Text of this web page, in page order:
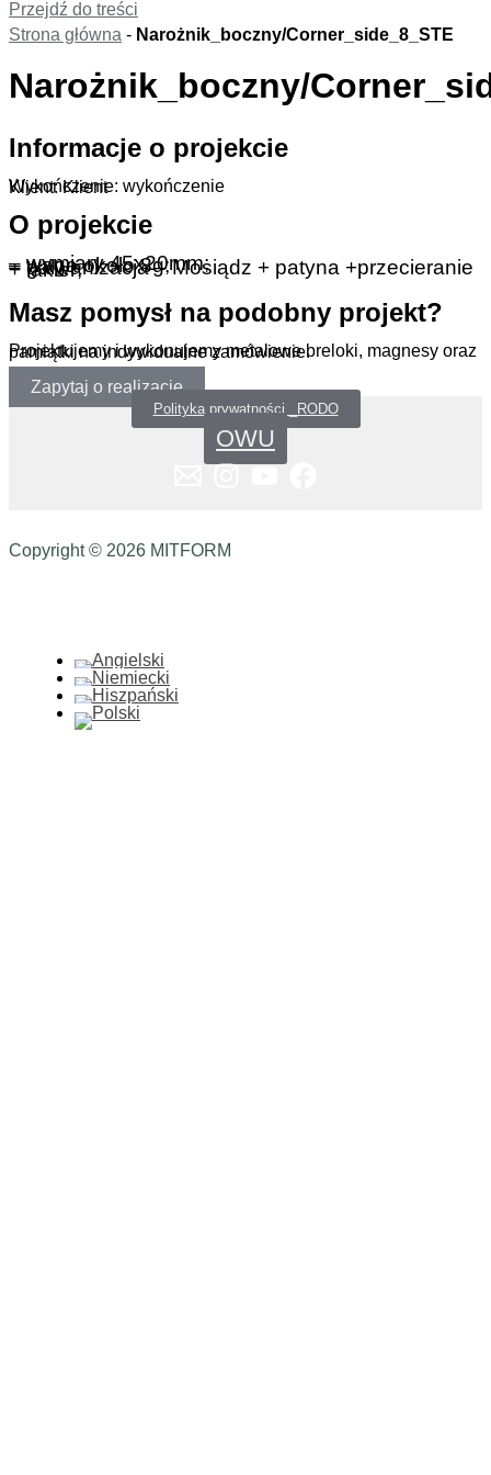
Przejdź do treści
Strona główna - Narożnik_boczny/Corner_side_8_STE
Narożnik_boczny/
Informacje o projekcie
Wykończenie: wykończenie
Klient: Klient
O projekcie
– wymiary 45x20mm;
– waga około 8g;
– galwanizacja – Mosiądz + patyna +przecieranie + lakier;
Masz pomysł na podobny projekt?
Projektujemy i wykonujemy metalowe breloki, magnesy oraz pamiątki na indywidualne zamówienie.
Zapytaj o realizację
Polityka prywatności _RODO
OWU
Copyright © 2026 MITFORM